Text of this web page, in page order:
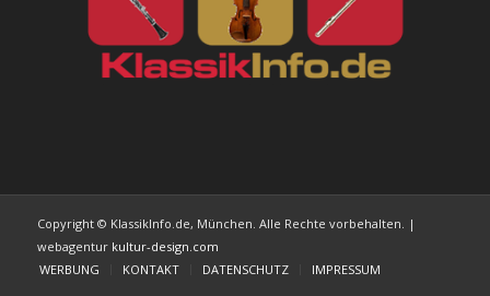
Copyright © KlassikInfo.de, München. Alle Rechte vorbehalten. |
webagentur kultur-design.com
WERBUNG
KONTAKT DATENSCHUTZ IMPRESSUM